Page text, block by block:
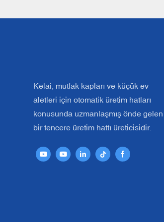
Kelai, mutfak kapları ve küçük ev
aletleri için otomatik üretim hatları
konusunda uzmanlaşmış önde gelen
bir tencere üretim hattı üreticisidir.